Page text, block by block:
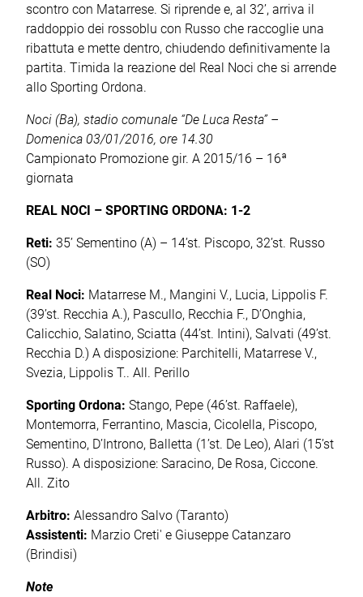
scontro con Matarrese. Si riprende e, al 32’, arriva il
raddoppio dei rossoblu con Russo che raccoglie una
ribattuta e mette dentro, chiudendo definitivamente la
partita. Timida la reazione del Real Noci che si arrende
allo Sporting Ordona.
Noci (Ba), stadio comunale “De Luca Resta” –
Domenica 03/01/2016, ore 14.30
Campionato Promozione gir. A 2015/16 – 16ª
giornata
REAL NOCI – SPORTING ORDONA: 1-2
Reti: 35’ Sementino (A) – 14’st. Piscopo, 32’st. Russo
(SO)
Real Noci: Matarrese M., Mangini V., Lucia, Lippolis F.
(39’st. Recchia A.), Pascullo, Recchia F., D’Onghia,
Calicchio, Salatino, Sciatta (44’st. Intini), Salvati (49’st.
Recchia D.) A disposizione: Parchitelli, Matarrese V.,
Svezia, Lippolis T.. All. Perillo
Sporting Ordona: Stango, Pepe (46’st. Raffaele),
Montemorra, Ferrantino, Mascia, Cicolella, Piscopo,
Sementino, D’Introno, Balletta (1’st. De Leo), Alari (15’st
Russo). A disposizione: Saracino, De Rosa, Ciccone.
All. Zito
Arbitro: Alessandro Salvo (Taranto)
Assistenti: Marzio Creti' e Giuseppe Catanzaro
(Brindisi)
Note